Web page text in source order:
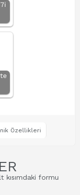
Özellikleri
kısımdaki formu